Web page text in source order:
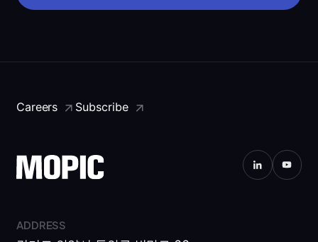
Careers Subscribe
ADDRESS